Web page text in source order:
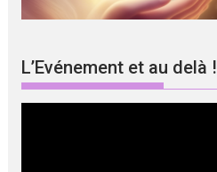
L’Evénement et au delà !